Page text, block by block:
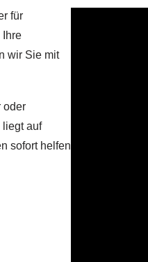
für
Ihre
wir Sie mit
oder
liegt auf
sofort helfen